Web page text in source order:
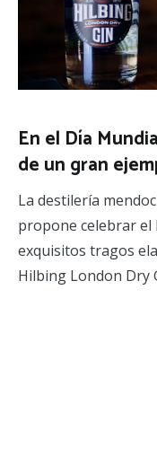
En el Día
de un gran
La destilería
propone celebrar el
exquisitos tragos
Hilbing London Dry